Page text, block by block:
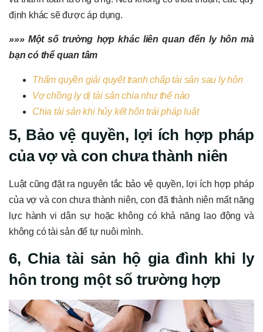
định khác sẽ được áp dụng.
»»» Một số trường hợp khác liên quan đến ly hôn mà
bạn có thể quan tâm
Thẩm quyền giải quyết tranh chấp tài sản sau ly hôn
Vợ chồng ly dị tài sản chia như thế nào
Chia tài sản khi hủy kết hôn trái pháp luật
5, Bảo vệ quyền, lợi ích hợp pháp
của vợ và con chưa thành niên
Luật cũng đặt ra nguyên tắc bảo vệ quyền, lợi ích hợp pháp
của vợ và con chưa thành niên, con đã thành niên mất năng
lực hành vi dân sự hoặc không có khả năng lao động và
không có tài sản để tự nuôi mình.
6, Chia tài sản hộ gia đình khi ly
hôn trong một số trường hợp